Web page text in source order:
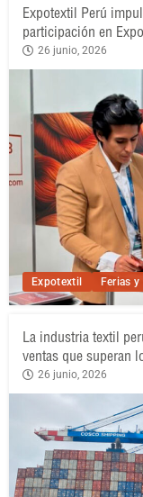
Expotextil Ferias y
Expotextil Perú
participación en
26 junio, 2026
La industria textil
ventas que superan
26 junio, 2026